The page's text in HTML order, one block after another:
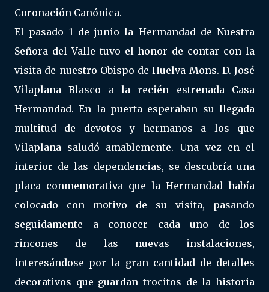
Coronación Canónica.
El pasado 1 de junio la Hermandad de Nuestra
Señora del Valle tuvo el honor de contar con la
visita de nuestro Obispo de Huelva Mons. D. José
Vilaplana Blasco a la recién estrenada Casa
Hermandad. En la puerta esperaban su llegada
multitud de devotos y hermanos a los que
Vilaplana saludó amablemente. Una vez en el
interior de las dependencias, se descubría una
placa conmemorativa que la Hermandad había
colocado con motivo de su visita, pasando
seguidamente a conocer cada uno de los
rincones de las nuevas instalaciones,
interesándose por la gran cantidad de detalles
decorativos que guardan trocitos de la historia